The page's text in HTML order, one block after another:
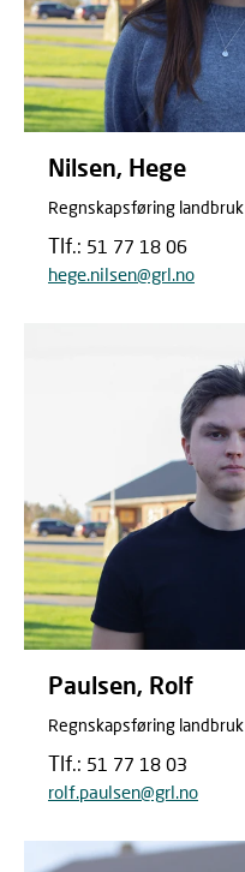
Nilsen, Hege
Regnskapsføring landbruk
Tlf.: 51 77 18 06
hege.nilsen@grl.no
Paulsen, Rolf
Regnskapsføring landbruk
Tlf.: 51 77 18 03
rolf.paulsen@grl.no